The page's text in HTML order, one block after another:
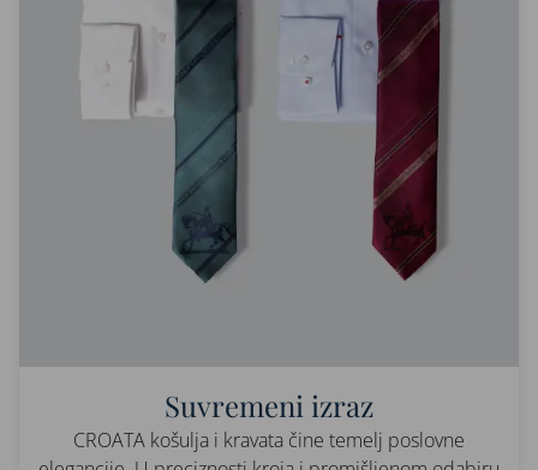
Suvremeni izraz
CROATA košulja i kravata čine temelj poslovne